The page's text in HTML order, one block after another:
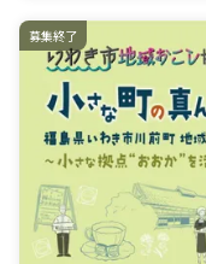
募集終了